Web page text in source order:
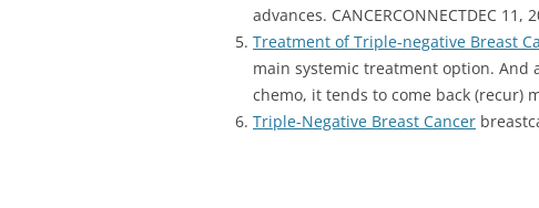
advances. CANCERCONNECTDEC 11,
Treatment of Triple-negative Breast
main systemic treatment option. And
chemo, it tends to come back (recur)
Triple-Negative Breast Cancer